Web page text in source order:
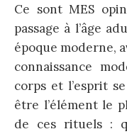
Ce sont MES
passage à l’âge
époque moderne,
connaissance
corps et l’esprit
être l’élément le
de ces rituels :